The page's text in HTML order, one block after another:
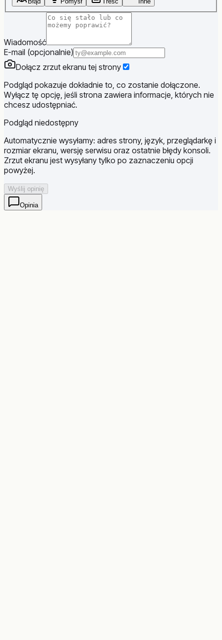
Wiadomość
E-mail (opcjonalnie)
Dołącz zrzut ekranu tej strony
Podgląd pokazuje dokładnie to, co zostanie dołączone.
Wyłącz tę opcję, jeśli strona zawiera informacje, których nie
chcesz udostępniać.
Podgląd niedostępny
Automatycznie wysyłamy: adres strony, język, przeglądarkę i
rozmiar ekranu, wersję serwisu oraz ostatnie błędy konsoli.
Zrzut ekranu jest wysyłany tylko po zaznaczeniu opcji
powyżej.
Wyślij opinię
Opinia